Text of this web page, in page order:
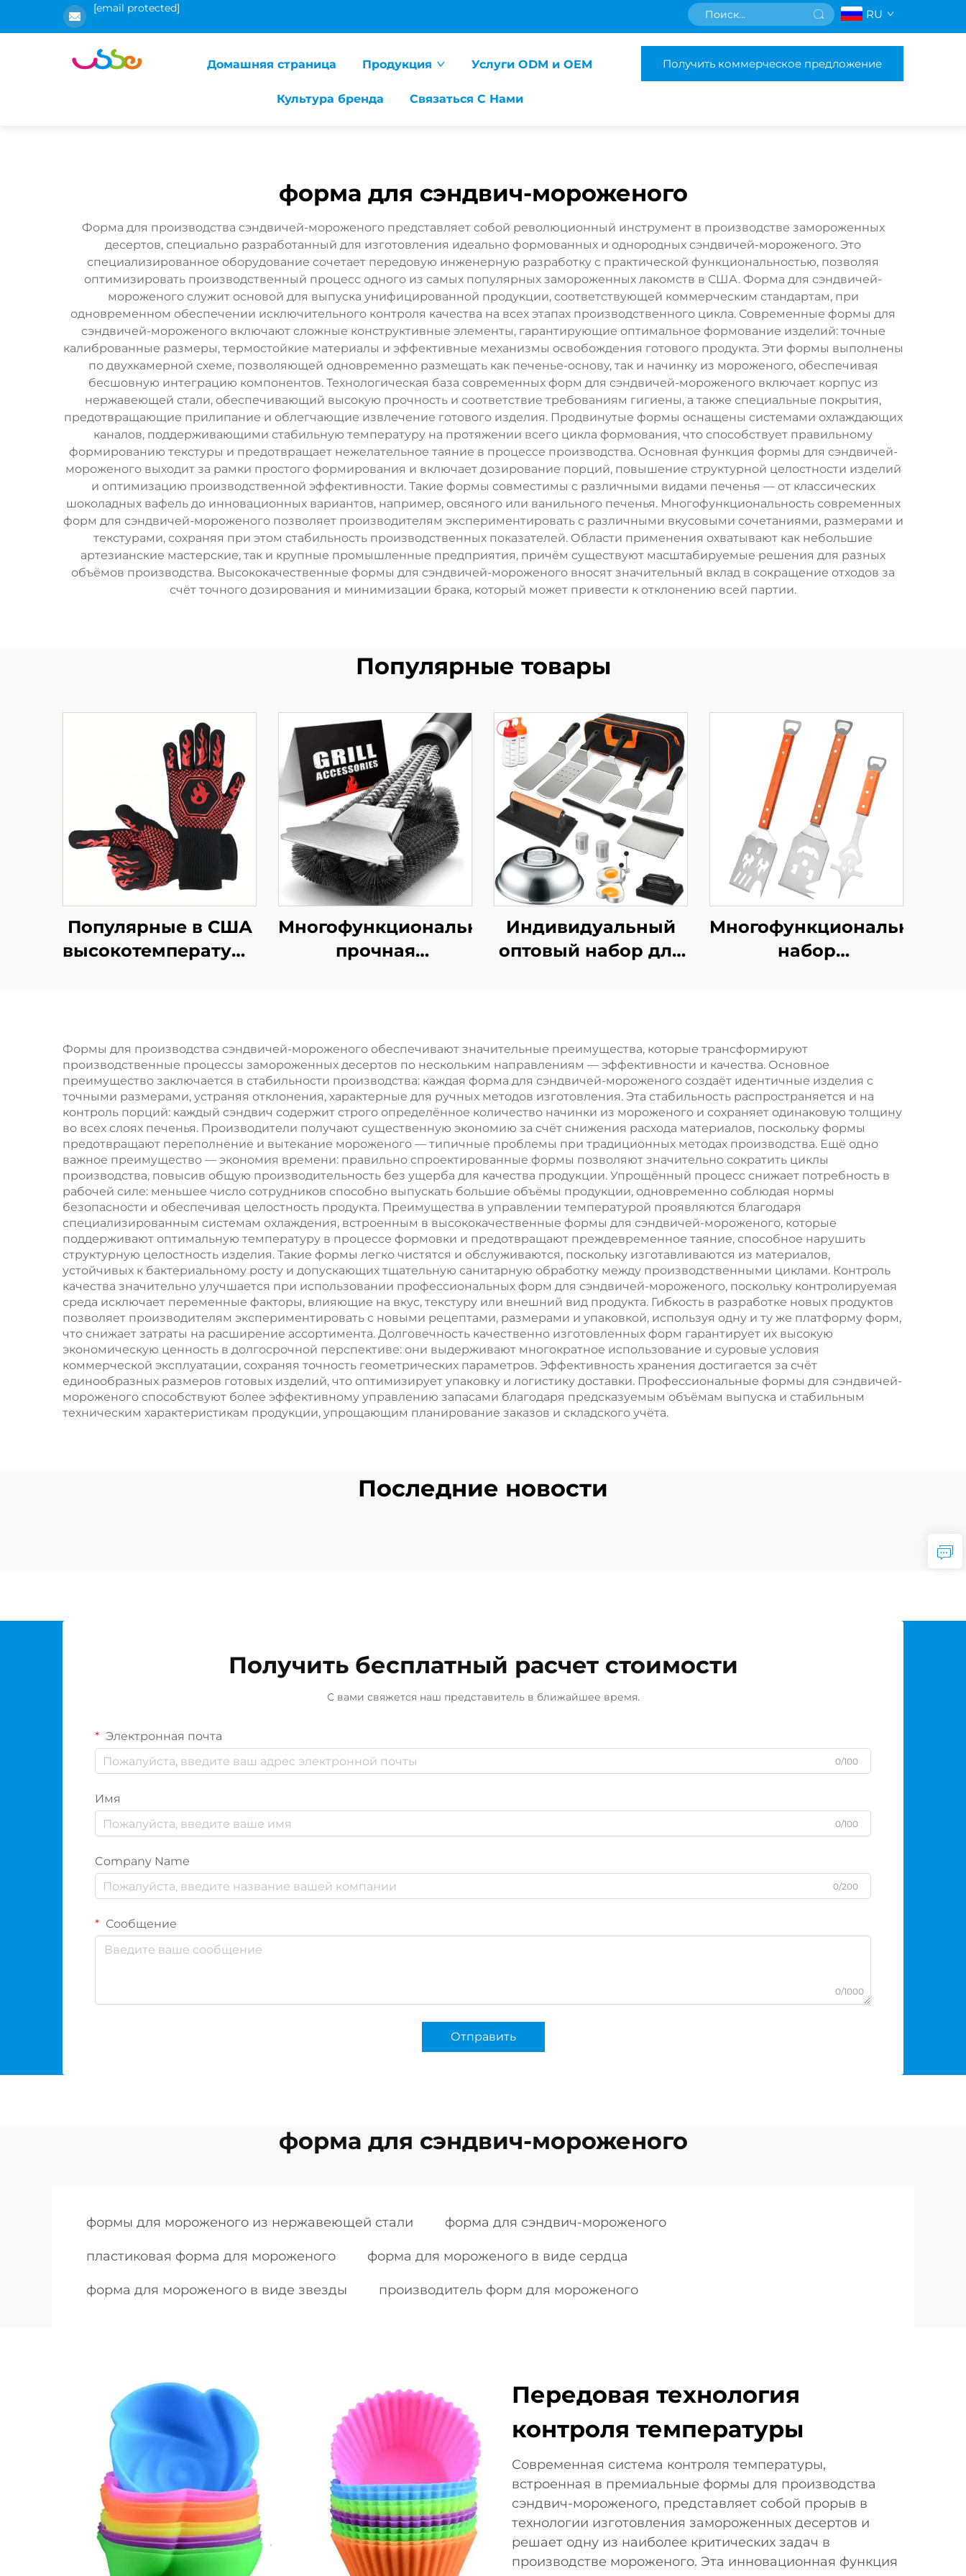
[email protected] RU
Домашняя страница Продукция Услуги ODM и OEM
Культура бренда Связаться С Нами
Получить коммерческое предложение
форма для сэндвич-мороженого
Форма для производства сэндвичей-мороженого представляет собой революционный инструмент в производстве замороженных
десертов, специально разработанный для изготовления идеально формованных и однородных сэндвичей-мороженого. Это
специализированное оборудование сочетает передовую инженерную разработку с практической функциональностью, позволяя
оптимизировать производственный процесс одного из самых популярных замороженных лакомств в США. Форма для сэндвичей-
мороженого служит основой для выпуска унифицированной продукции, соответствующей коммерческим стандартам, при
одновременном обеспечении исключительного контроля качества на всех этапах производственного цикла. Современные формы для
сэндвичей-мороженого включают сложные конструктивные элементы, гарантирующие оптимальное формование изделий: точные
калиброванные размеры, термостойкие материалы и эффективные механизмы освобождения готового продукта. Эти формы выполнены
по двухкамерной схеме, позволяющей одновременно размещать как печенье-основу, так и начинку из мороженого, обеспечивая
бесшовную интеграцию компонентов. Технологическая база современных форм для сэндвичей-мороженого включает корпус из
нержавеющей стали, обеспечивающий высокую прочность и соответствие требованиям гигиены, а также специальные покрытия,
предотвращающие прилипание и облегчающие извлечение готового изделия. Продвинутые формы оснащены системами охлаждающих
каналов, поддерживающими стабильную температуру на протяжении всего цикла формования, что способствует правильному
формированию текстуры и предотвращает нежелательное таяние в процессе производства. Основная функция формы для сэндвичей-
мороженого выходит за рамки простого формирования и включает дозирование порций, повышение структурной целостности изделий
и оптимизацию производственной эффективности. Такие формы совместимы с различными видами печенья — от классических
шоколадных вафель до инновационных вариантов, например, овсяного или ванильного печенья. Многофункциональность современных
форм для сэндвичей-мороженого позволяет производителям экспериментировать с различными вкусовыми сочетаниями, размерами и
текстурами, сохраняя при этом стабильность производственных показателей. Области применения охватывают как небольшие
артезианские мастерские, так и крупные промышленные предприятия, причём существуют масштабируемые решения для разных
объёмов производства. Высококачественные формы для сэндвичей-мороженого вносят значительный вклад в сокращение отходов за
счёт точного дозирования и минимизации брака, который может привести к отклонению всей партии.
Популярные товары
Популярные в США
высокотемпературные
барбекю USSE,
кухонные перчатки-
митенки,
огнестойкие
термоизоляционные
перчатки,
сертифицировано
по стандарту LFGB
Многофункциональная
прочная
нержавеющей
стали с
пластиковыми
ручками,
инструменты для
барбекю и духовки
Индивидуальный
оптовый набор для
набор
инструментов для
барбекю из
нержавеющей
стали, шпатель для
теппанъяки
Многофункциональный
набор
стали: вилка и
лопатка с
деревянными
ручками для
использования на
открытом воздухе
Формы для производства сэндвичей-мороженого обеспечивают значительные преимущества, которые трансформируют
производственные процессы замороженных десертов по нескольким направлениям — эффективности и качества. Основное
преимущество заключается в стабильности производства: каждая форма для сэндвичей-мороженого создаёт идентичные изделия с
точными размерами, устраняя отклонения, характерные для ручных методов изготовления. Эта стабильность распространяется и на
контроль порций: каждый сэндвич содержит строго определённое количество начинки из мороженого и сохраняет одинаковую толщину
во всех слоях печенья. Производители получают существенную экономию за счёт снижения расхода материалов, поскольку формы
предотвращают переполнение и вытекание мороженого — типичные проблемы при традиционных методах производства. Ещё одно
важное преимущество — экономия времени: правильно спроектированные формы позволяют значительно сократить циклы
производства, повысив общую производительность без ущерба для качества продукции. Упрощённый процесс снижает потребность в
рабочей силе: меньшее число сотрудников способно выпускать большие объёмы продукции, одновременно соблюдая нормы
безопасности и обеспечивая целостность продукта. Преимущества в управлении температурой проявляются благодаря
специализированным системам охлаждения, встроенным в высококачественные формы для сэндвичей-мороженого, которые
поддерживают оптимальную температуру в процессе формовки и предотвращают преждевременное таяние, способное нарушить
структурную целостность изделия. Такие формы легко чистятся и обслуживаются, поскольку изготавливаются из материалов,
устойчивых к бактериальному росту и допускающих тщательную санитарную обработку между производственными циклами. Контроль
качества значительно улучшается при использовании профессиональных форм для сэндвичей-мороженого, поскольку контролируемая
среда исключает переменные факторы, влияющие на вкус, текстуру или внешний вид продукта. Гибкость в разработке новых продуктов
позволяет производителям экспериментировать с новыми рецептами, размерами и упаковкой, используя одну и ту же платформу форм,
что снижает затраты на расширение ассортимента. Долговечность качественно изготовленных форм гарантирует их высокую
экономическую ценность в долгосрочной перспективе: они выдерживают многократное использование и суровые условия
коммерческой эксплуатации, сохраняя точность геометрических параметров. Эффективность хранения достигается за счёт
единообразных размеров готовых изделий, что оптимизирует упаковку и логистику доставки. Профессиональные формы для сэндвичей-
мороженого способствуют более эффективному управлению запасами благодаря предсказуемым объёмам выпуска и стабильным
техническим характеристикам продукции, упрощающим планирование заказов и складского учёта.
Последние новости
Получить бесплатный расчет стоимости
С вами свяжется наш представитель в ближайшее время.
Электронная почта
0/100
Имя
0/100
Company Name
0/200
Сообщение
0/1000
Отправить
форма для сэндвич-мороженого
формы для мороженого из нержавеющей стали форма для сэндвич-мороженого
пластиковая форма для мороженого форма для мороженого в виде сердца
форма для мороженого в виде звезды производитель форм для мороженого
Передовая технология
контроля температуры
Современная система контроля температуры,
встроенная в премиальные формы для производства
сэндвич-мороженого, представляет собой прорыв в
технологии изготовления замороженных десертов и
решает одну из наиболее критических задач в
производстве мороженого. Эта инновационная функция